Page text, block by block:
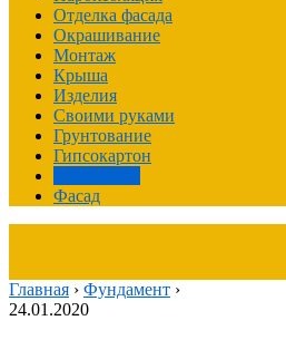
Отделка фасада
Окрашивание
Монтаж
Крыша
Изделия
Своими руками
Грунтование
Гипсокартон
Фасад
Главная › Фундамент ›
24.01.2020